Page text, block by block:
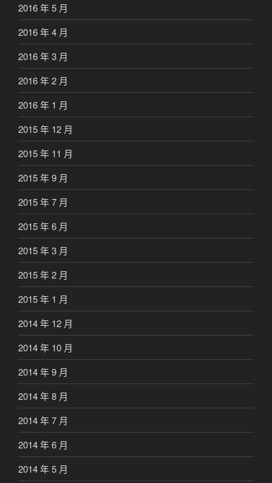
2016 年 5 月
2016 年 4 月
2016 年 3 月
2016 年 2 月
2016 年 1 月
2015 年 12 月
2015 年 11 月
2015 年 9 月
2015 年 7 月
2015 年 6 月
2015 年 3 月
2015 年 2 月
2015 年 1 月
2014 年 12 月
2014 年 10 月
2014 年 9 月
2014 年 8 月
2014 年 7 月
2014 年 6 月
2014 年 5 月